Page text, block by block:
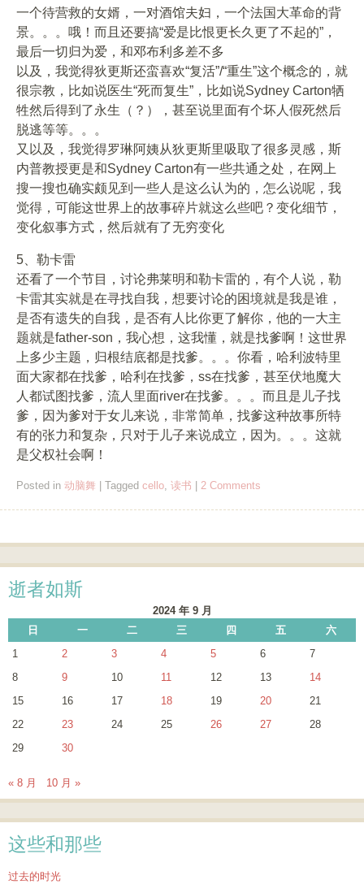
一个待营救的女婿，一对酒馆夫妇，一个法国大革命的背
景。。。哦！而且还要搞“爱是比恨更长久更了不起的”，
最后一切归为爱，和邓布利多差不多
以及，我觉得狄更斯还蛮喜欢“复活”/“重生”这个概念的，就
很宗教，比如说医生“死而复生”，比如说Sydney Carton牺
牲然后得到了永生（？），甚至说里面有个坏人假死然后
脱逃等等。。。
又以及，我觉得罗琳阿姨从狄更斯里吸取了很多灵感，斯
内普教授更是和Sydney Carton有一些共通之处，在网上
搜一搜也确实颇见到一些人是这么认为的，怎么说呢，我
觉得，可能这世界上的故事碎片就这么些吧？变化细节，
变化叙事方式，然后就有了无穷变化
5、勒卡雷
还看了一个节目，讨论弗莱明和勒卡雷的，有个人说，勒
卡雷其实就是在寻找自我，想要讨论的困境就是我是谁，
是否有遗失的自我，是否有人比你更了解你，他的一大主
题就是father-son，我心想，这我懂，就是找爹啊！这世界
上多少主题，归根结底都是找爹。。。你看，哈利波特里
面大家都在找爹，哈利在找爹，ss在找爹，甚至伏地魔大
人都试图找爹，流人里面river在找爹。。。而且是儿子找
爹，因为爹对于女儿来说，非常简单，找爹这种故事所特
有的张力和复杂，只对于儿子来说成立，因为。。。这就
是父权社会啊！
Posted in 动脑舞 Tagged cello, 读书 2 Comments
Post navigation
逝者如斯
2024 年 9 月
日
一 二 三 四 五
六
1
2 3 4 5 6
7
8
9 10 11 12 13
14
15
16 17 18 19 20
21
22
23 24 25 26 27
28
29
30
« 8 月 10 月 »
这些和那些
过去的时光